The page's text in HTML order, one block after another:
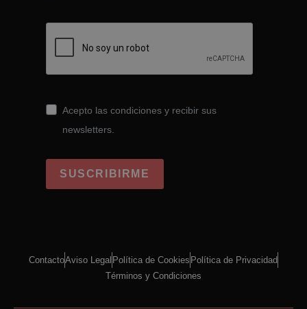
Acepto las condiciones y recibir sus
newsletters.
SUSCRIBIRME
ContactoAviso Legal Política de Cookies Política de Privacidad
Términos y Condiciones